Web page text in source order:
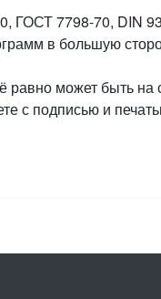
ГОСТ 7798-70, DIN
в большую
равно может быть
с подписью и